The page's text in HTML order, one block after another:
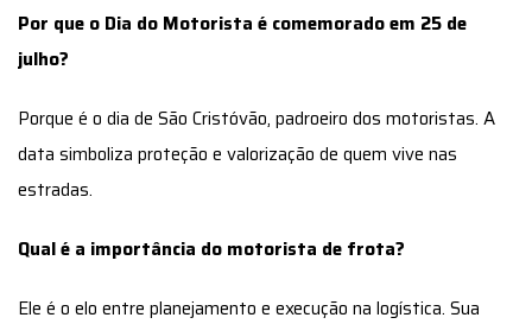
Por que o Dia do Motorista é comemorado em 25 de
julho?
Porque é o dia de São Cristóvão, padroeiro dos motoristas. A
data simboliza proteção e valorização de quem vive nas
estradas.
Qual é a importância do motorista de frota?
Ele é o elo entre planejamento e execução na logística. Sua